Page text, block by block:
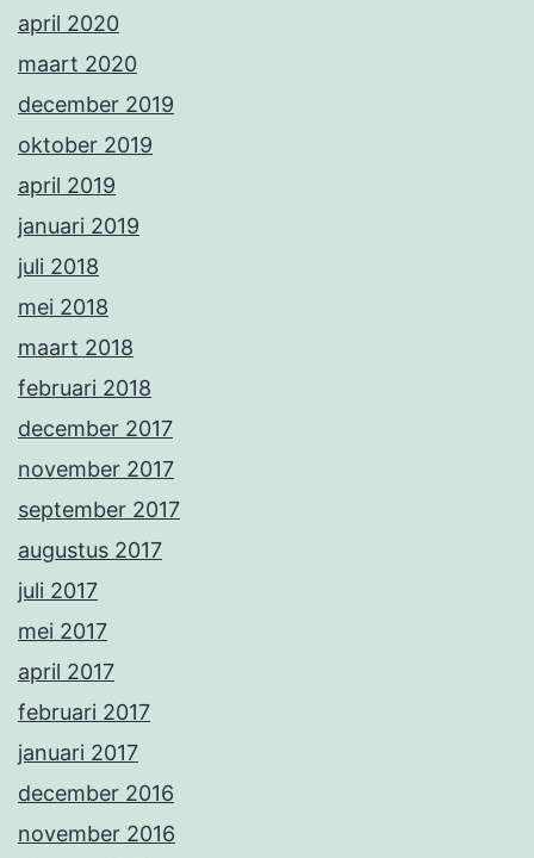
april 2020
maart 2020
december 2019
oktober 2019
april 2019
januari 2019
juli 2018
mei 2018
maart 2018
februari 2018
december 2017
november 2017
september 2017
augustus 2017
juli 2017
mei 2017
april 2017
februari 2017
januari 2017
december 2016
november 2016